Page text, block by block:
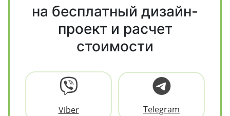
на бесплатный дизайн-
проект и расчет
стоимости
Viber Telegram